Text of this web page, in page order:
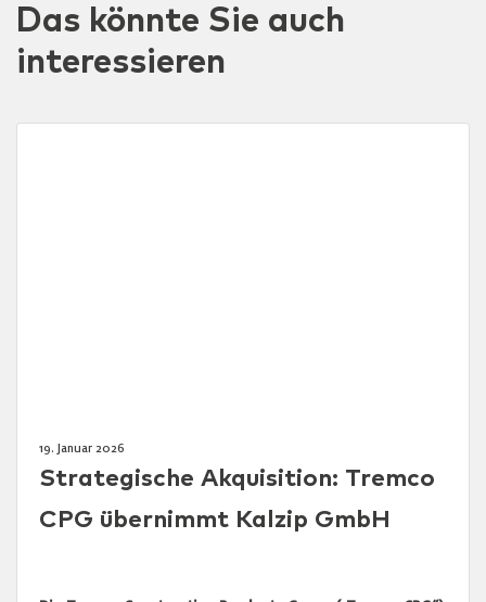
Das könnte Sie auch
interessieren
19. Januar 2026
Strategische Akquisition: Tremco
CPG übernimmt Kalzip GmbH